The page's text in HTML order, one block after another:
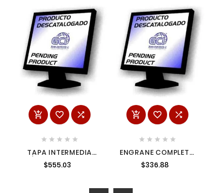
  
    
TAPA INTERMEDIA
P/HM1810 3178999
3178999
$555.03
  
    
ENGRANE COMPLETO
1437903 1437903
$336.88